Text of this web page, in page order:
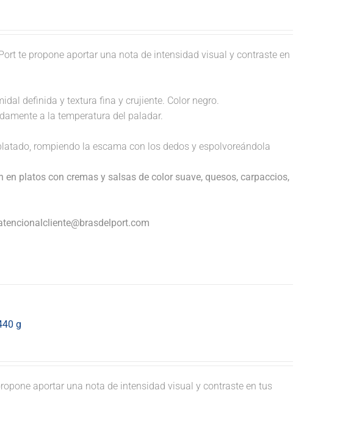
te propone aportar una nota de intensidad visual y contraste en
definida y textura fina y crujiente. Color negro.
a la temperatura del paladar.
rompiendo la escama con los dedos y espolvoreándola
platos con cremas y salsas de color suave, quesos, carpaccios,
g
aportar una nota de intensidad visual y contraste en tus